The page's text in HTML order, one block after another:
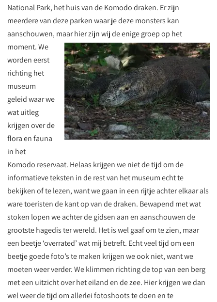
National Park, het huis van de Komodo draken. Er zijn
meerdere van deze parken waar je deze monsters kan
aanschouwen, maar hier zijn wij de enige groep op het
moment.We
worden eerst
richting het
museum
geleid waar we
wat uitleg
krijgen over de
flora en fauna
in het
Komodo reservaat. Helaas krijgen we niet de tijd om de
informatieve teksten in de rest van het museum echt te
bekijken of te lezen, want we gaan in een rijtje achter elkaar als
ware toeristen de kant op van de draken. Bewapend met wat
stoken lopen we achter de gidsen aan en aanschouwen de
grootste hagedis ter wereld. Het is wel gaaf om te zien, maar
een beetje ‘overrated’ wat mij betreft. Echt veel tijd om een
beetje goede foto’s te maken krijgen we ook niet, want we
moeten weer verder. We klimmen richting de top van een berg
met een uitzicht over het eiland en de zee. Hier krijgen we dan
wel weer de tijd om allerlei fotoshoots te doen en te